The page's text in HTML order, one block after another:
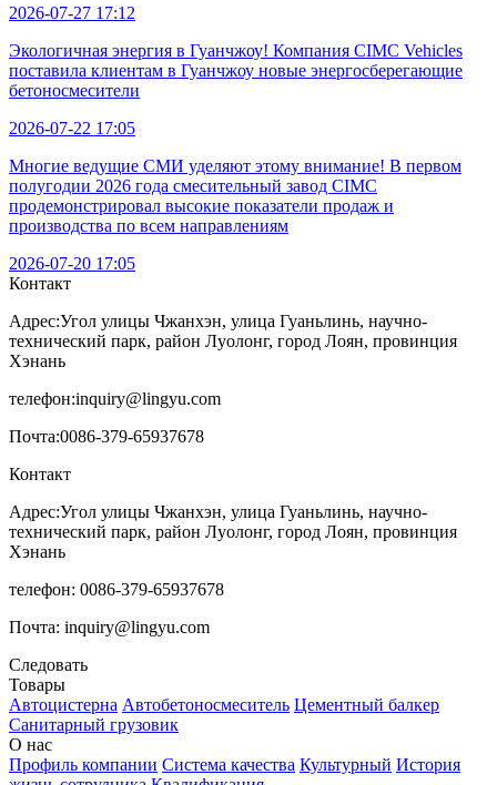
2026-07-27 17:12
Экологичная энергия в Гуанчжоу! Компания CIMC Vehicles
поставила клиентам в Гуанчжоу новые энергосберегающие
бетоносмесители
2026-07-22 17:05
Многие ведущие СМИ уделяют этому внимание! В первом
полугодии 2026 года смесительный завод CIMC
продемонстрировал высокие показатели продаж и
производства по всем направлениям
2026-07-20 17:05
Контакт
Адрес:Угол улицы Чжанхэн, улица Гуаньлинь, научно-
технический парк, район Луолонг, город Лоян, провинция
Хэнань
телефон:inquiry@lingyu.com
Почта:0086-379-65937678
Контакт
Адрес:Угол улицы Чжанхэн, улица Гуаньлинь, научно-
технический парк, район Луолонг, город Лоян, провинция
Хэнань
телефон: 0086-379-65937678
Почта: inquiry@lingyu.com
Следовать
Товары
Автоцистерна Автобетоносмеситель Цементный балкер
Санитарный грузовик
О нас
Профиль компании Система качества Культурный История